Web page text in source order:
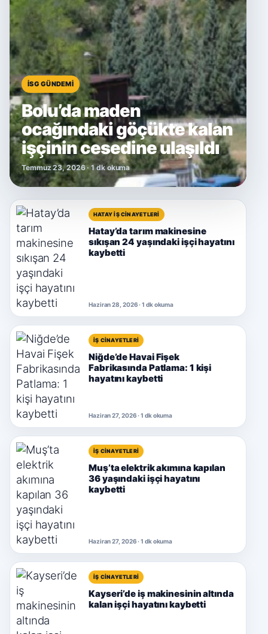
İSG GÜNDEMI
Bolu’da maden
ocağındaki göçükte kalan
işçinin cesedine ulaşıldı
Temmuz 23, 2026 · 1 dk okuma
HATAY İŞ CINAYETLERI
Hatay’da tarım makinesine
sıkışan 24 yaşındaki işçi hayatını
kaybetti
Haziran 28, 2026 · 1 dk okuma
İŞ CINAYETLERI
Niğde’de Havai Fişek
Fabrikasında Patlama: 1 kişi
hayatını kaybetti
Haziran 27, 2026 · 1 dk okuma
İŞ CINAYETLERI
Muş’ta elektrik akımına kapılan
36 yaşındaki işçi hayatını
kaybetti
Haziran 27, 2026 · 1 dk okuma
İŞ CINAYETLERI
Kayseri’de iş makinesinin altında
kalan işçi hayatını kaybetti